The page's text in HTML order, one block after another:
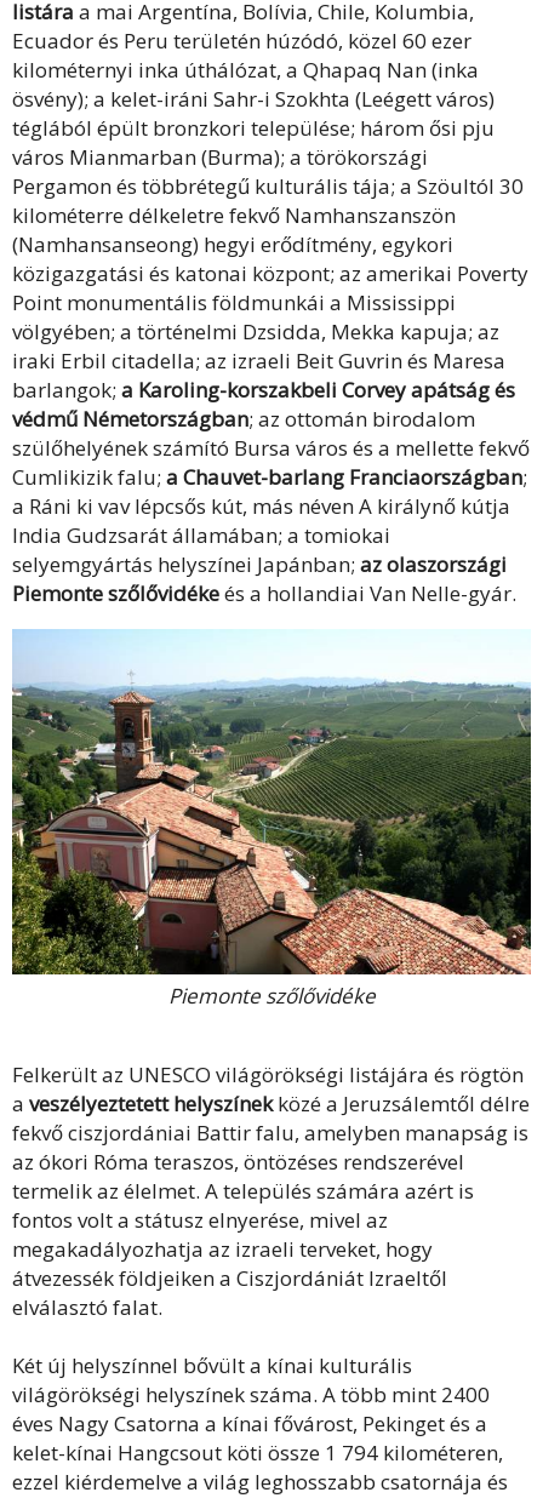
listára a mai Argentína, Bolívia, Chile, Kolumbia,
Ecuador és Peru területén húzódó, közel 60 ezer
kilométernyi inka úthálózat, a Qhapaq Nan (inka
ösvény); a kelet-iráni Sahr-i Szokhta (Leégett város)
téglából épült bronzkori települése; három ősi pju
város Mianmarban (Burma); a törökországi
Pergamon és többrétegű kulturális tája; a Szöultól 30
kilométerre délkeletre fekvő Namhanszanszön
(Namhansanseong) hegyi erődítmény, egykori
közigazgatási és katonai központ; az amerikai Poverty
Point monumentális földmunkái a Mississippi
völgyében; a történelmi Dzsidda, Mekka kapuja; az
iraki Erbil citadella; az izraeli Beit Guvrin és Maresa
barlangok; a Karoling-korszakbeli Corvey apátság és
védmű Németországban; az ottomán birodalom
szülőhelyének számító Bursa város és a mellette fekvő
Cumlikizik falu; a Chauvet-barlang Franciaországban;
a Ráni ki vav lépcsős kút, más néven A királynő kútja
India Gudzsarát államában; a tomiokai
selyemgyártás helyszínei Japánban; az olaszországi
Piemonte szőlővidékeés a hollandiai Van Nelle-gyár.
Piemonte szőlővidéke
Felkerült az UNESCO világörökségi listájára és rögtön
a veszélyeztetett helyszínekközé a Jeruzsálemtől délre
fekvő ciszjordániai Battir falu, amelyben manapság is
az ókori Róma teraszos, öntözéses rendszerével
termelik az élelmet. A település számára azért is
fontos volt a státusz elnyerése, mivel az
megakadályozhatja az izraeli terveket, hogy
átvezessék földjeiken a Ciszjordániát Izraeltől
elválasztó falat.
Két új helyszínnel bővült a kínai kulturális
világörökségi helyszínek száma. A több mint 2400
éves Nagy Csatorna a kínai fővárost, Pekinget és a
kelet-kínai Hangcsout köti össze 1 794 kilométeren,
ezzel kiérdemelve a világ leghosszabb csatornája és